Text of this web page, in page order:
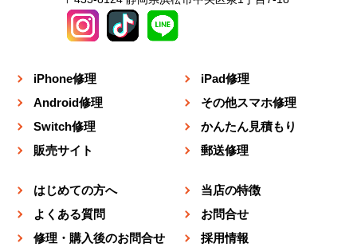
iPhone修理
iPad修理
Android修理
その他スマホ修理
Switch修理
かんたん見積もり
販売サイト
郵送修理
はじめての方へ
当店の特徴
よくある質問
お問合せ
修理・購入後のお問合せ
採用情報